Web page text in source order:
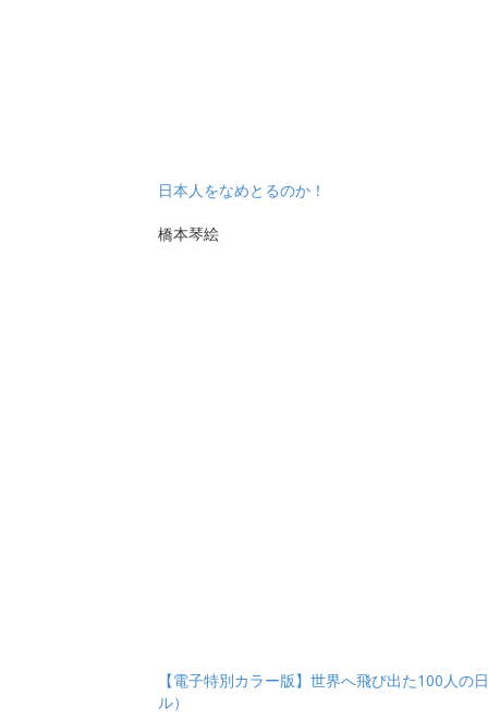
日本人をなめとるのか！
橋本琴絵
【電子特別カラー版】世界へ飛び出た100人の
ル）